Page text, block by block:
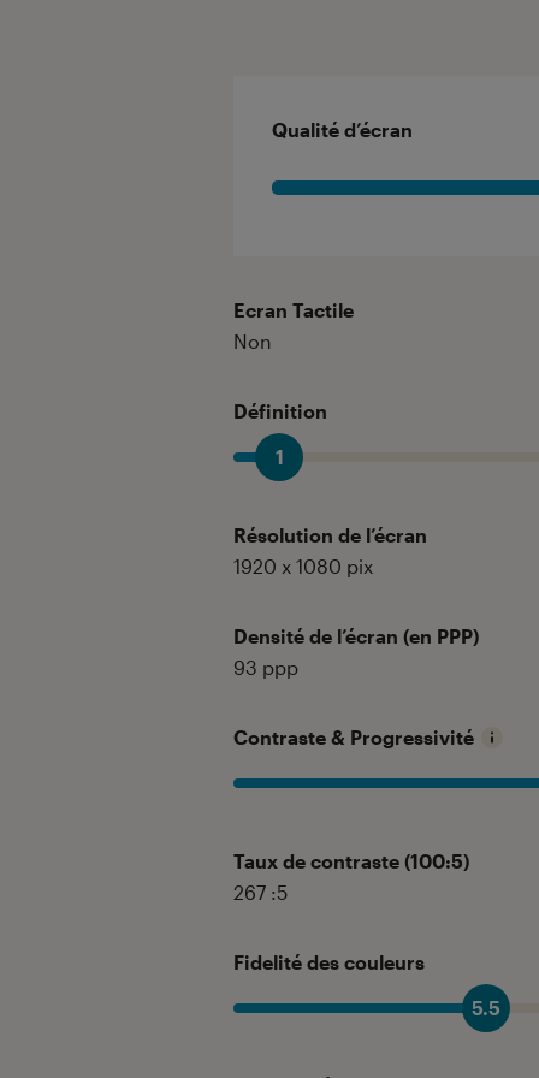
Qualité d’écran
Ecran Tactile
Non
Définition
1
Résolution de l’écran
1920 x 1080 pix
Densité de l’écran (en PPP)
93 ppp
Contraste & Progressivité
Taux de contraste (100:5)
267 :5
Fidelité des couleurs
5.5